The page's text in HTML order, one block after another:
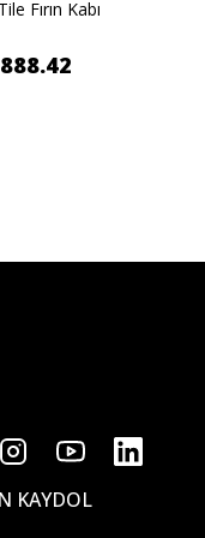
Fırın Kabı
KAYDOL